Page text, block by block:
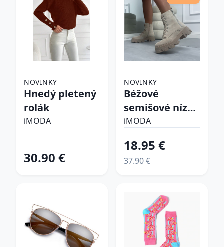
NOVINKY
Hnedý pletený
rolák
iMODA
30.90 €
NOVINKY
Béžové
semišové nízke
čižmy
iMODA
18.95 €
37.90 €